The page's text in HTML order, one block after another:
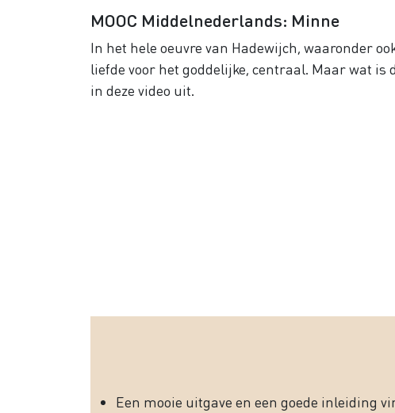
MOOC Middelnederlands: Minne
In het hele oeuvre van Hadewijch, waaronder
liefde voor het goddelijke, centraal. Maar wat
in deze video uit.
Een mooie uitgave en een goede inleiding